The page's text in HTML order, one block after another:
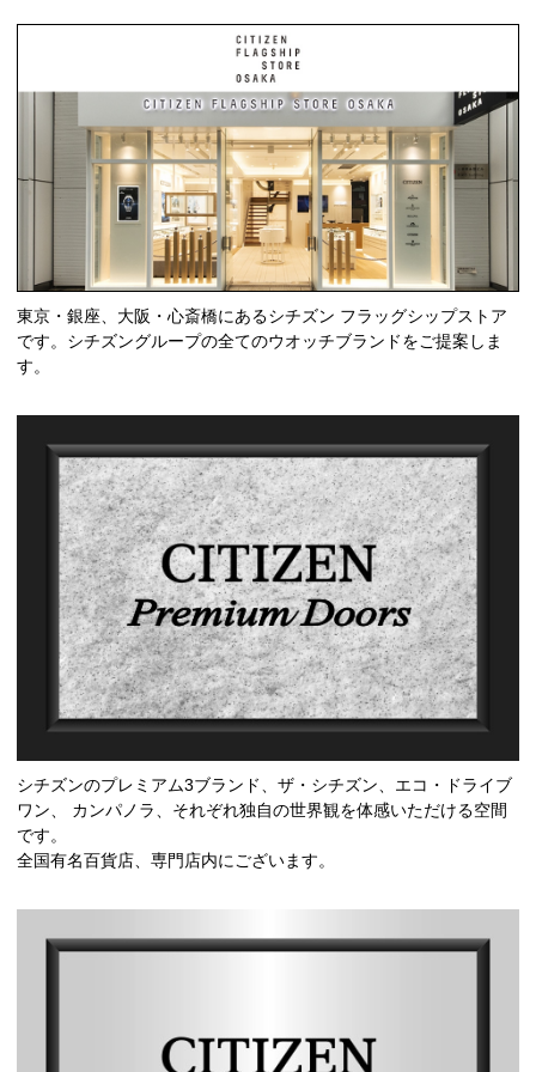
東京・銀座、大阪・心斎橋にあるシチズン フラッグシップストア
です。シチズングループの全てのウオッチブランドをご提案しま
す。
シチズンのプレミアム3ブランド、ザ・シチズン、エコ・ドライブ
ワン、
カンパノラ、それぞれ独自の世界観を体感いただける空間
です。
全国有名百貨店、専門店内にございます。